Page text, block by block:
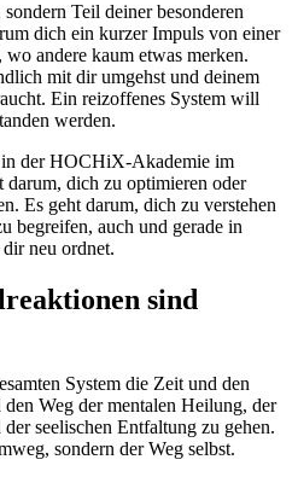
Teil deiner besonderen
dich ein kurzer Impuls von einer
andere kaum etwas merken.
mit dir umgehst und deinem
Ein reizoffenes System will
werden.
in der HOCHiX-Akademie im
dich zu optimieren oder
Es geht darum, dich zu verstehen
begreifen, auch und gerade in
neu ordnet.
sind
System die Zeit und den
Weg der mentalen Heilung, der
seelischen Entfaltung zu gehen.
sondern der Weg selbst.